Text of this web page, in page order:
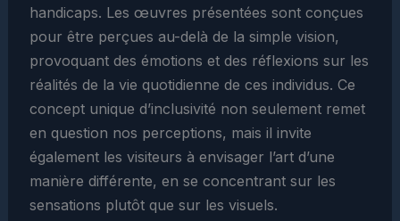
handicaps. Les œuvres présentées sont conçues
pour être perçues au-delà de la simple vision,
provoquant des émotions et des réflexions sur les
réalités de la vie quotidienne de ces individus. Ce
concept unique d’inclusivité non seulement remet
en question nos perceptions, mais il invite
également les visiteurs à envisager l’art d’une
manière différente, en se concentrant sur les
sensations plutôt que sur les visuels.